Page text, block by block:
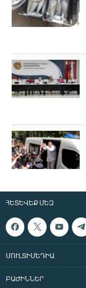
ՀԵՏԵՎԵՔ ՄԵԶ
ՄՈՒԼՏԻՄԵԴԻԱ
ԲԱԺԻՆՆԵՐ